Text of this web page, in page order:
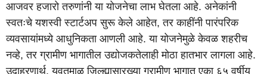
आजवर हजारो तरुणांनी या योजनेचा लाभ घेतला आहे. अनेकांनी
स्वतःचे यशस्वी स्टार्टअप सुरू केले आहेत, तर काहींनी पारंपरिक
व्यवसायांमध्ये आधुनिकता आणली आहे. या योजनेमुळे केवळ शहरीच
नव्हे, तर ग्रामीण भागातील उद्योजकतेलाही मोठा हातभार लागला आहे.
उदाहरणार्थ, यवतमाळ जिल्ह्यासारख्या ग्रामीण भागात एका ६५ वर्षीय